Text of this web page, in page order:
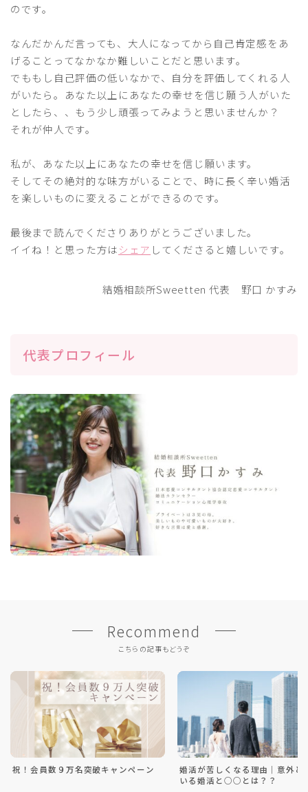
のです。
なんだかんだ言っても、大人になってから自己肯定感をあ
げることってなかなか難しいことだと思います。
でももし自己評価の低いなかで、自分を評価してくれる人
がいたら。あなた以上にあなたの幸せを信じ願う人がいた
としたら、、もう少し頑張ってみようと思いませんか？
それが仲人です。
私が、あなた以上にあなたの幸せを信じ願います。
そしてその絶対的な味方がいることで、時に長く辛い婚活
を楽しいものに変えることができるのです。
最後まで読んでくださりありがとうございました。
イイね！と思った方はシェア してくださると嬉しいです。
結婚相談所Sweetten 代表 野口 かすみ
代表プロフィール
Recommend
こちらの記事もどうぞ
祝！会員数９万名突破キャンペーン
婚活が苦しくなる理由｜意外と
いる婚活と○○とは？？